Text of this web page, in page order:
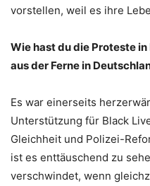
vorstellen, weil es ihre
Wie hast du die Proteste
aus der Ferne in
Es war einerseits
Unterstützung für Black
Gleichheit und Polizei-
ist es enttäuschend zu
verschwindet, wenn